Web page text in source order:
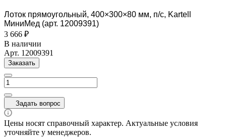
Лоток прямоугольный, 400×300×80 мм, п/с, Kartell
МиниМед (арт. 12009391)
3 666 ₽
В наличии
Арт. 12009391
Заказать
Задать вопрос
Цены носят справочный характер. Актуальные условия
уточняйте у менеджеров.